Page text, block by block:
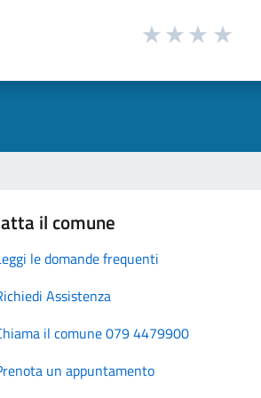
il comune
le domande frequenti
Assistenza
il comune 079 4479900
un appuntamento